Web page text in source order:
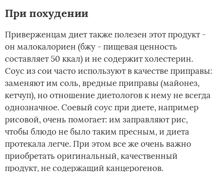
При похудении
Приверженцам диет также полезен этот продукт -
он малокалориен (бжу - пищевая ценность
составляет 50 ккал) и не содержит холестерин.
Соус из сои часто используют в качестве приправы:
заменяют им соль, вредные приправы (майонез,
кетчуп), но отношение диетологов к нему не всегда
однозначное. Соевый соус при диете, например
рисовой, очень помогает: им заправляют рис,
чтобы блюдо не было таким пресным, и диета
протекала легче. При этом все же очень важно
приобретать оригинальный, качественный
продукт, не содержащий канцерогенов.